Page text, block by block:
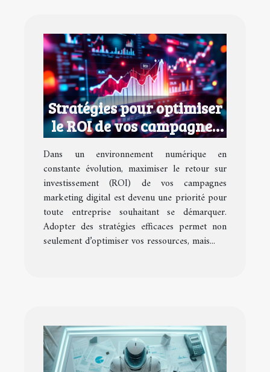
Stratégies pour optimiser
le ROI de vos campagnes
marketing digital
Dans un environnement numérique en
constante évolution, maximiser le retour sur
investissement (ROI) de vos campagnes
marketing digital est devenu une priorité pour
toute entreprise souhaitant se démarquer.
Adopter des stratégies efficaces permet non
seulement d’optimiser vos ressources, mais...